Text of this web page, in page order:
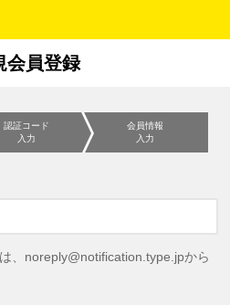
会員登録
認証コード
入力
会員情報
入力
、noreply@notification.type.jpから